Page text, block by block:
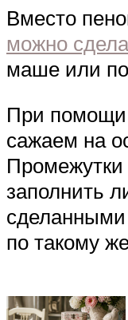
Вместо
можно
маше или по
При помощи
сажаем на
заполнить
по такому